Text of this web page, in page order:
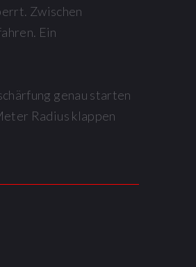
Zwischen
Ein
genau starten
Radius klappen